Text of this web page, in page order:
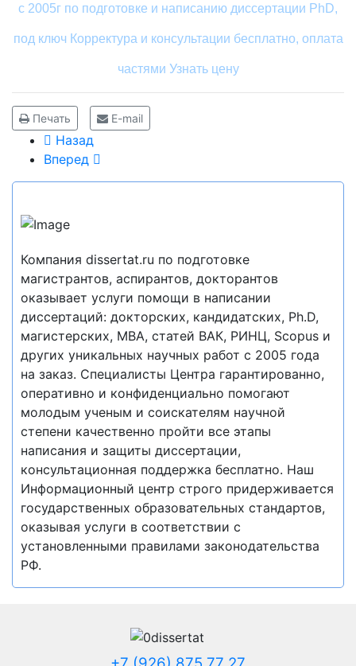
с 2005г по подготовке и написанию диссертации PhD,
под ключ Корректура и консультации бесплатно, оплата
частями Узнать цену
Печать E-mail
Назад
Вперед
Компания dissertat.ru по подготовке
магистрантов, аспирантов, докторантов
оказывает услуги помощи в написании
диссертаций: докторских, кандидатских, Ph.D,
магистерских, MBA, статей ВАК, РИНЦ, Scopus и
других уникальных научных работ с 2005 года
на заказ. Специалисты Центра гарантированно,
оперативно и конфиденциально помогают
молодым ученым и соискателям научной
степени качественно пройти все этапы
написания и защиты диссертации,
консультационная поддержка бесплатно. Наш
Информационный центр строго придерживается
государственных образовательных стандартов,
оказывая услуги в соответствии с
установленными правилами законодательства
РФ.